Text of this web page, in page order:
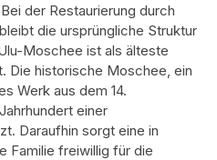
der Restaurierung durch
die ursprüngliche Struktur
Moschee ist als älteste
Die historische Moschee, ein
Werk aus dem 14.
einer
Daraufhin sorgt eine in
Familie freiwillig für die